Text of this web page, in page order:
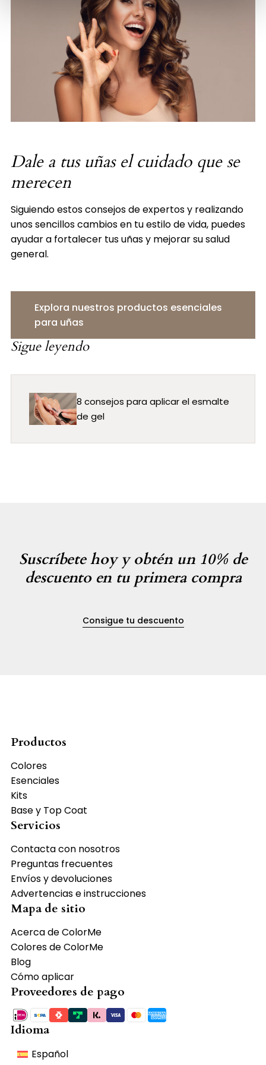
Dale a tus uñas el cuidado que se
merecen
Siguiendo estos consejos de expertos y realizando
unos sencillos cambios en tu estilo de vida, puedes
ayudar a fortalecer tus uñas y mejorar su salud
general.
Explora nuestros productos esenciales
para uñas
Sigue leyendo
8 consejos para aplicar el esmalte
de gel
Suscríbete hoy y obtén un 10% de
descuento en tu primera compra
Consigue tu descuento
Productos
Colores
Esenciales
Kits
Base y Top Coat
Servicios
Contacta con nosotros
Preguntas frecuentes
Envíos y devoluciones
Advertencias e instrucciones
Mapa de sitio
Acerca de ColorMe
Colores de ColorMe
Blog
Cómo aplicar
Proveedores de pago
Idioma
Español